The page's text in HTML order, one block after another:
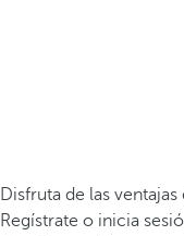
Disfruta de las
Regístrate o inicia